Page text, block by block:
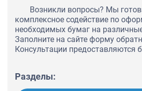
Возникли вопросы? Мы
комплексное содействие по
необходимых бумаг на
Заполните на сайте форму
Консультации предоставляются
Разделы: